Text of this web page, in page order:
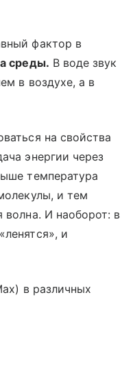
фактор в
среды. В воде звук
в воздухе, а в
на свойства
энергии через
температура
и тем
волна. И наоборот: в
и
в различных